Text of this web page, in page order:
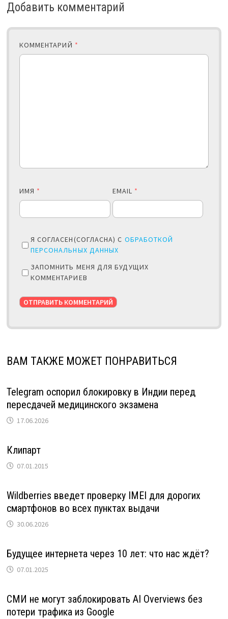
Добавить комментарий
КОММЕНТАРИЙ *
ИМЯ * EMAIL *
Я СОГЛАСЕН(СОГЛАСНА) С ОБРАБОТКОЙ
ПЕРСОНАЛЬНЫХ ДАННЫХ
ЗАПОМНИТЬ МЕНЯ ДЛЯ БУДУЩИХ
КОММЕНТАРИЕВ
ВАМ ТАКЖЕ МОЖЕТ ПОНРАВИТЬСЯ
Telegram оспорил блокировку в Индии перед
пересдачей медицинского экзамена
17.06.2026
Клипарт
07.01.2015
Wildberries введет проверку IMEI для дорогих
смартфонов во всех пунктах выдачи
30.06.2026
Будущее интернета через 10 лет: что нас ждёт?
07.01.2025
СМИ не могут заблокировать AI Overviews без
потери трафика из Google